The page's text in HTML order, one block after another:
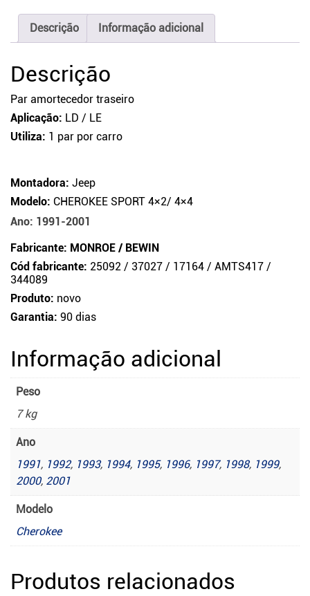
Descrição Informação adicional
Descrição
Par amortecedor traseiro
Aplicação: LD / LE
Utiliza: 1 par por carro
Montadora: Jeep
Modelo: CHEROKEE SPORT 4×2/ 4×4
Ano: 1991-2001
Fabricante: MONROE / BEWIN
Cód fabricante: 25092 / 37027 / 17164 / AMTS417 /
344089
Produto: novo
Garantia: 90 dias
Informação adicional
Peso
7 kg
Ano
1991, 1992, 1993, 1994, 1995, 1996, 1997, 1998, 1999,
2000, 2001
Modelo
Cherokee
Produtos relacionados